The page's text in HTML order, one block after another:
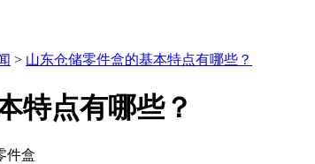
> 山东仓储零件盒的基本特点有哪些？
特点有哪些？
件盒